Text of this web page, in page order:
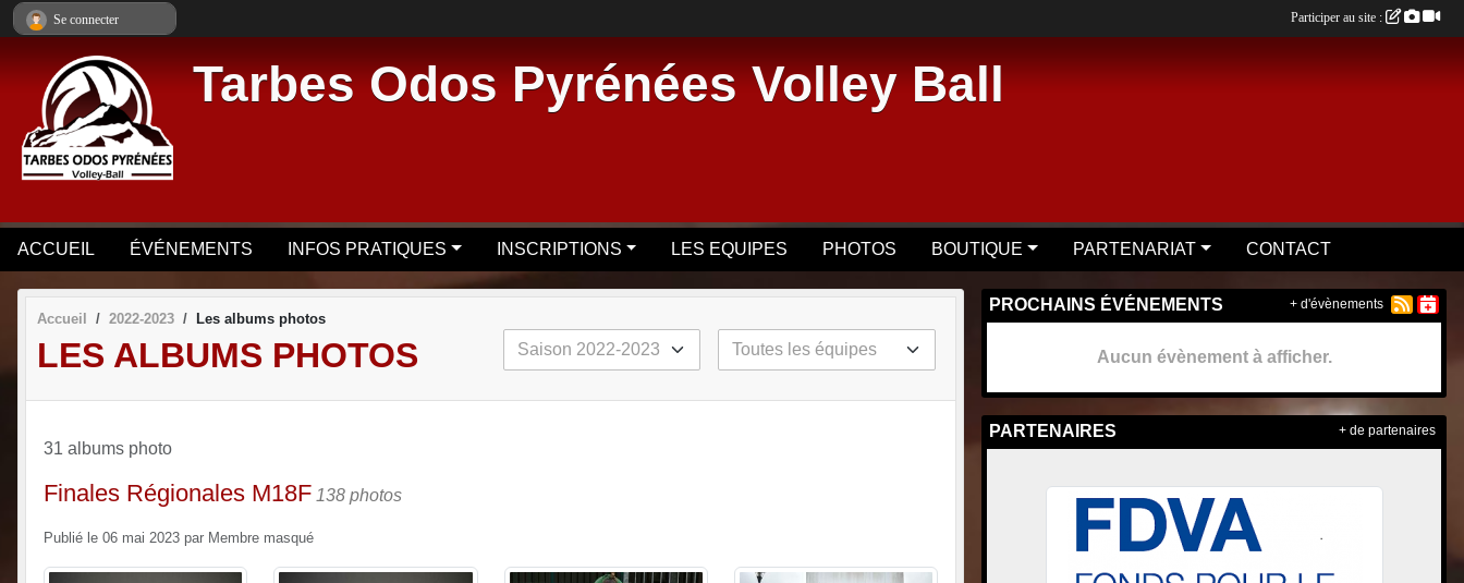
Tarbes Odos Pyrénées Volley Ball
ACCUEIL ÉVÉNEMENTS INFOS PRATIQUES INSCRIPTIONS LES EQUIPES PHOTOS BOUTIQUE PARTENARIAT CONTACT
Accueil 2022-2023 Les albums photos
LES ALBUMS PHOTOS
31 albums photo
Finales Régionales M18F 138 photos
Publié le 06 mai 2023 par Membre masqué
PROCHAINS ÉVÉNEMENTS
Aucun évènement à afficher.
+ d'évènements
PARTENAIRES + de partenaires
Se connecter Participer au site :
Panneau de gestion des cookies